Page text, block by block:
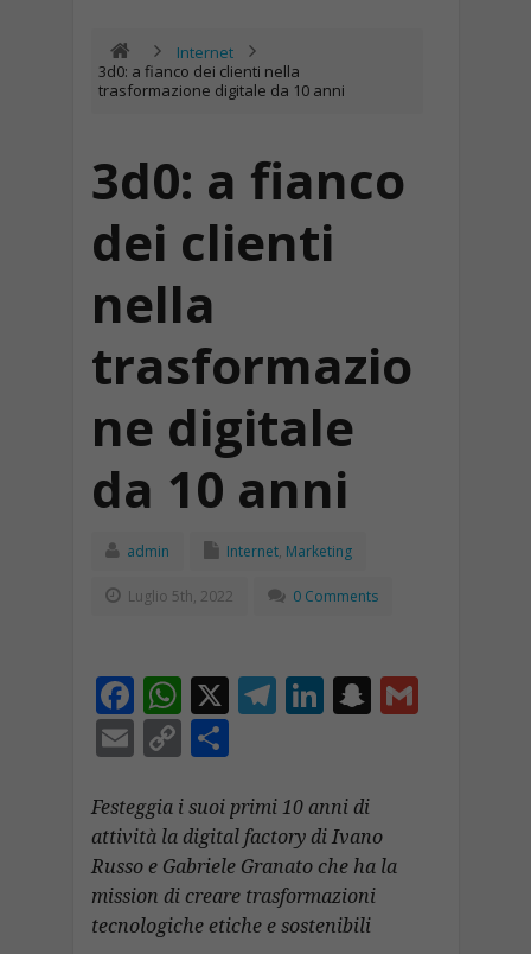
Internet
3d0: a fianco dei clienti nella
trasformazione digitale da 10 anni
3d0: a fianco
dei clienti
nella
trasformazio
ne digitale
da 10 anni
admin Internet, Marketing
Luglio 5th, 2022 0 Comments
F
ac
e
b
o
o
k
W
h
at
s
A
p
p
X T
gr
a
m
Li
e
dI
n
S
c
h
at
G
E
ai
l
C
p
y
Li
n
C
n
di
vi
di
Festeggia i suoi primi 10 anni di
attività la digital factory di Ivano
Russo e Gabriele Granato che ha la
mission di creare trasformazioni
tecnologiche etiche e sostenibili